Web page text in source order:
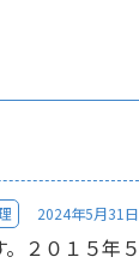
2024年5月31日
２０１５年５